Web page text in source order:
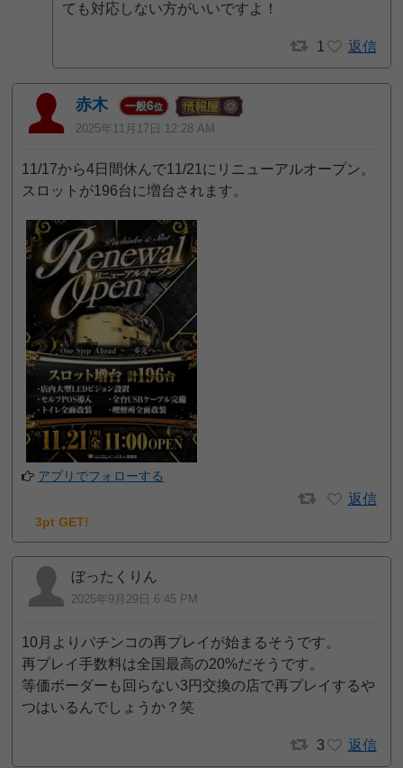
ても対応しない方がいいですよ！
1 返信
赤木 一般6位
2025年11月17日 12:28 AM
11/17から4日間休んで11/21にリニューアルオープン。
スロットが196台に増台されます。
アプリでフォローする
返信
3pt GET!
ぼったくりん
2025年9月29日 6:45 PM
10月よりパチンコの再プレイが始まるそうです。
再プレイ手数料は全国最高の20%だそうです。
等価ボーダーも回らない3円交換の店で再プレイするや
つはいるんでしょうか？笑
3 返信